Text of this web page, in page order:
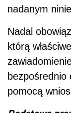
nadanym
Nadal
którą
bezpośrednio
pomocą